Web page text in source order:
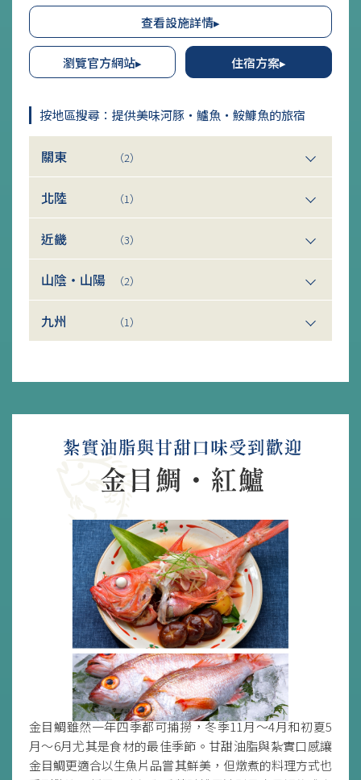
專屬的魷魚漁夫，極度注重新鮮度，絕品料理絕對要好好品嘗。客房有
備有床鋪的和洋室和可睡在蒲團上的和室兩種類型，所有客房都可以盡
情享受海景和天空的美景。
查看設施詳情▸
瀏覽官方網站▸ 住宿方案▸
按地區搜尋：提供美味河豚・鱸魚・鮟鱇魚的旅宿
關東 （2）
北陸 （1）
近畿 （3）
山陰・山陽 （2）
九州 （1）
金目鯛雖然一年四季都可捕撈，冬季11月～4月和初夏5
月～6月尤其是食材的最佳季節。甘甜油脂與紮實口感讓
金目鯛更適合以生魚片品嘗其鮮美，但燉煮的料理方式也